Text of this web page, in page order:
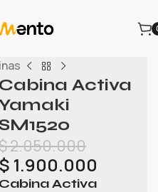
Cabina Activa
2.050.000
$ 1.900.000
Cabina Activa